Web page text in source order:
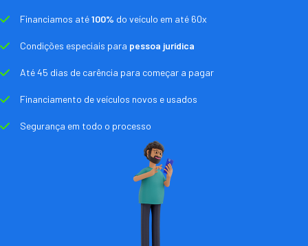
Financiamos até100% do veículo em até 60x
Condições especiais para pessoa jurídica
Até 45 dias de carência para começar a pagar
Financiamento de veículos novos e usados
Segurança em todo o processo